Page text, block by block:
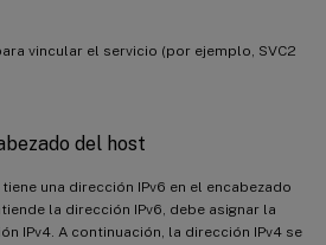
vincular el servicio (por ejemplo, SVC2
del host
una dirección IPv6 en el encabezado
la dirección IPv6, debe asignar la
IPv4. A continuación, la dirección IPv4 se